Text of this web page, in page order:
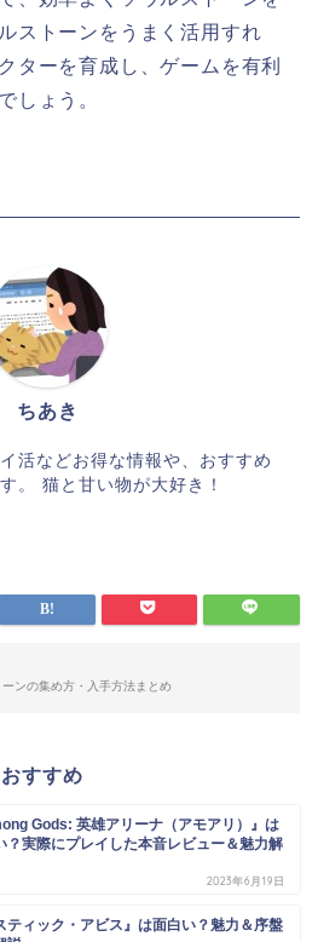
ストーンをうまく活用すれ
ターを育成し、ゲームを有利
しょう。
ちあき
活などお得な情報や、おすすめ
。 猫と甘い物が大好き！
ーンの集め方・入手方法まとめ
すすめ
Gods: 英雄アリーナ（アモアリ）』は
？実際にプレイした本音レビュー＆魅力解
2023年6月19日
ティック・アビス』は面白い？魅力＆序盤